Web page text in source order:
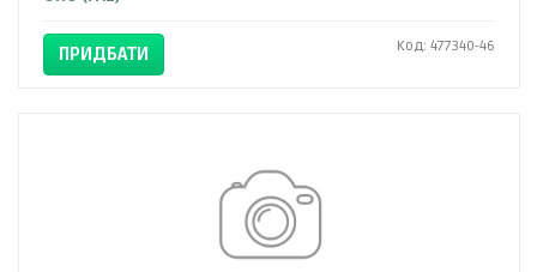
ПРИДБАТИ Код: 477340-46